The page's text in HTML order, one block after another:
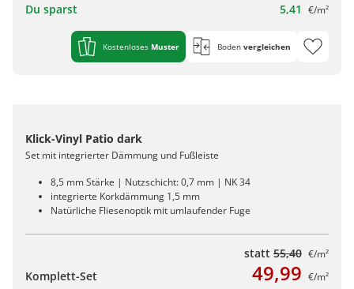
Du sparst 5,41 €/m²
Kostenloses Muster Boden vergleichen
Klick-Vinyl Patio dark
Set mit integrierter Dämmung und Fußleiste
8,5 mm Stärke | Nutzschicht: 0,7 mm | NK 34
integrierte Korkdämmung 1,5 mm
Natürliche Fliesenoptik mit umlaufender Fuge
statt 55,40 €/m²
Komplett-Set 49,99 €/m²